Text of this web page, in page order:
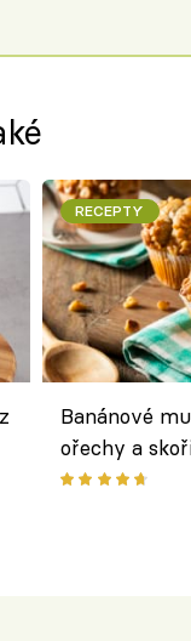
RECEPTY
Banánové
ořechy a